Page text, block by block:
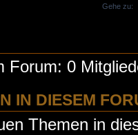
Gehe zu:
Forum: 0
IN DIESEM
Themen in